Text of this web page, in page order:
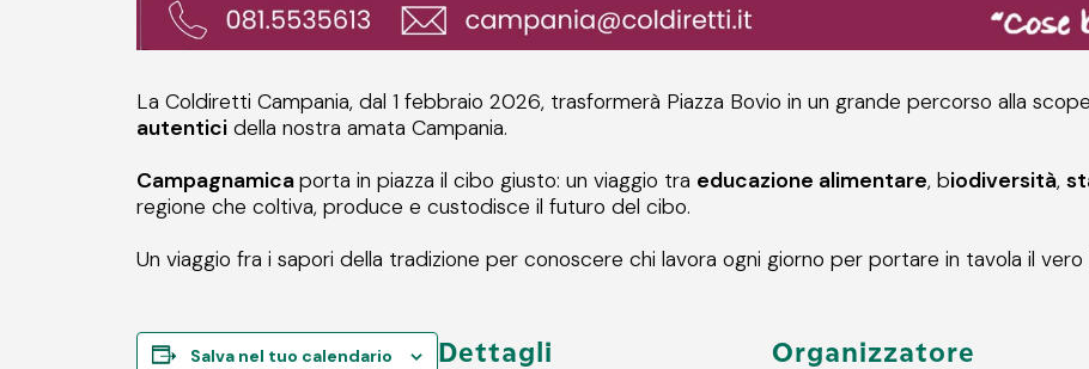
La Coldiretti Campania, dal 1 febbraio 2026, trasformerà Piazza Bovio in un grande percorso alla
autentici della nostra amata Campania.
Campagnamicaporta in piazza il cibo giusto: un viaggio tra educazione alimentare, biodiversità,
regione che coltiva, produce e custodisce il futuro del cibo.
Un viaggio fra i sapori della tradizione per conoscere chi lavora ogni giorno per portare in tavola il vero
Salva nel tuo calendario Dettagli Organizzatore